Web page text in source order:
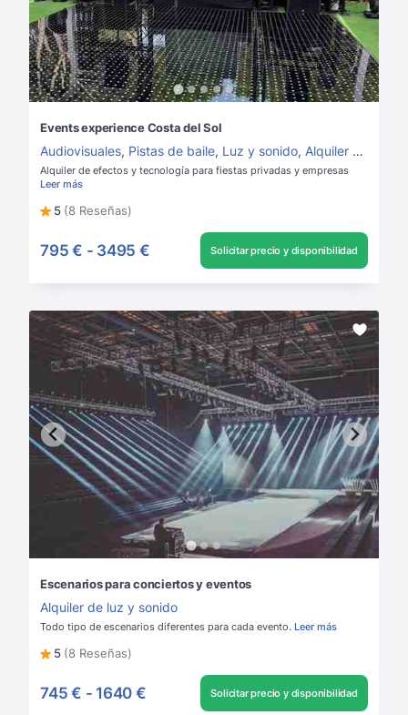
Events experience Costa del Sol
Audiovisuales, Pistas de baile, Luz y sonido, Alquiler de luz y sonido
Alquiler de efectos y tecnología para fiestas privadas y empresas
Leer más
5 (8 Reseñas)
795 € - 3495 € Solicitar precio y disponibilidad
Escenarios para conciertos y eventos
Alquiler de luz y sonido
Todo tipo de escenarios diferentes para cada evento. Leer más
5 (8 Reseñas)
745 € - 1640 € Solicitar precio y disponibilidad